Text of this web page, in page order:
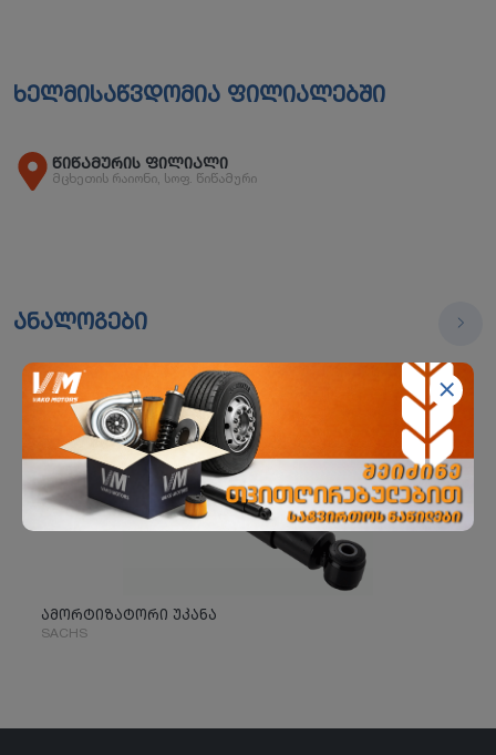
ხელმისაწვდომია ფილიალებში
წიწამურის ფილიალი
მცხეთის რაიონი, სოფ. წიწამური
ანალოგები
ამორტიზატორი უკანა
SACHS